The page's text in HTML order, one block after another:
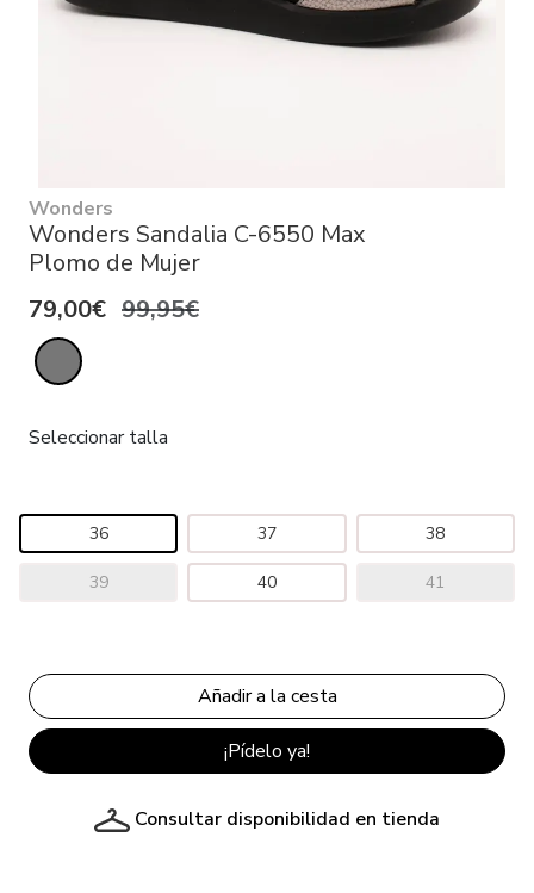
Wonders
Wonders Sandalia C-6550 Max
Plomo de Mujer
79,00€ 99,95€
Seleccionar talla
36 37 38
39 40 41
¡Pídelo ya!
Consultar disponibilidad en tienda